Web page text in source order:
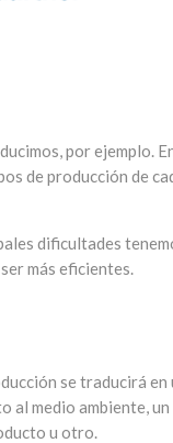
por ejemplo.
de producción de
dificultades
más eficientes.
se traducirá en
al medio ambiente, un
u otro.